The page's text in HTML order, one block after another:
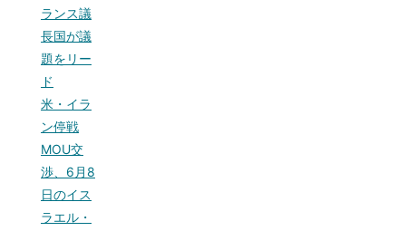
ランス議
長国が議
題をリー
ド
米・イラ
ン停戦
MOU交
渉、6月8
日のイス
ラエル・